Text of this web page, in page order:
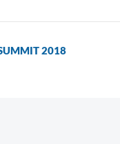
2018